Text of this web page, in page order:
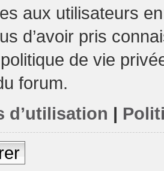
aux utilisateurs
d’avoir pris
de vie
forum.
d’utilisation |